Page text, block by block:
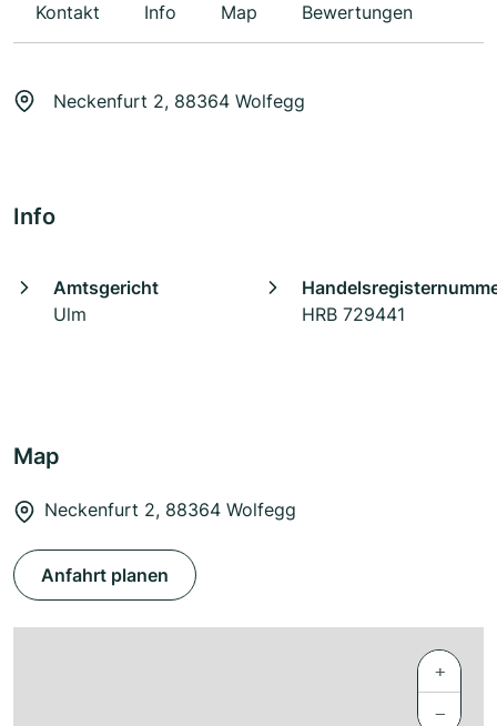
Kontakt Info Map Bewertungen
Neckenfurt 2, 88364 Wolfegg
Info
Amtsgericht
Ulm
HRB 729441
Map
Neckenfurt 2, 88364 Wolfegg
Anfahrt planen
+
−